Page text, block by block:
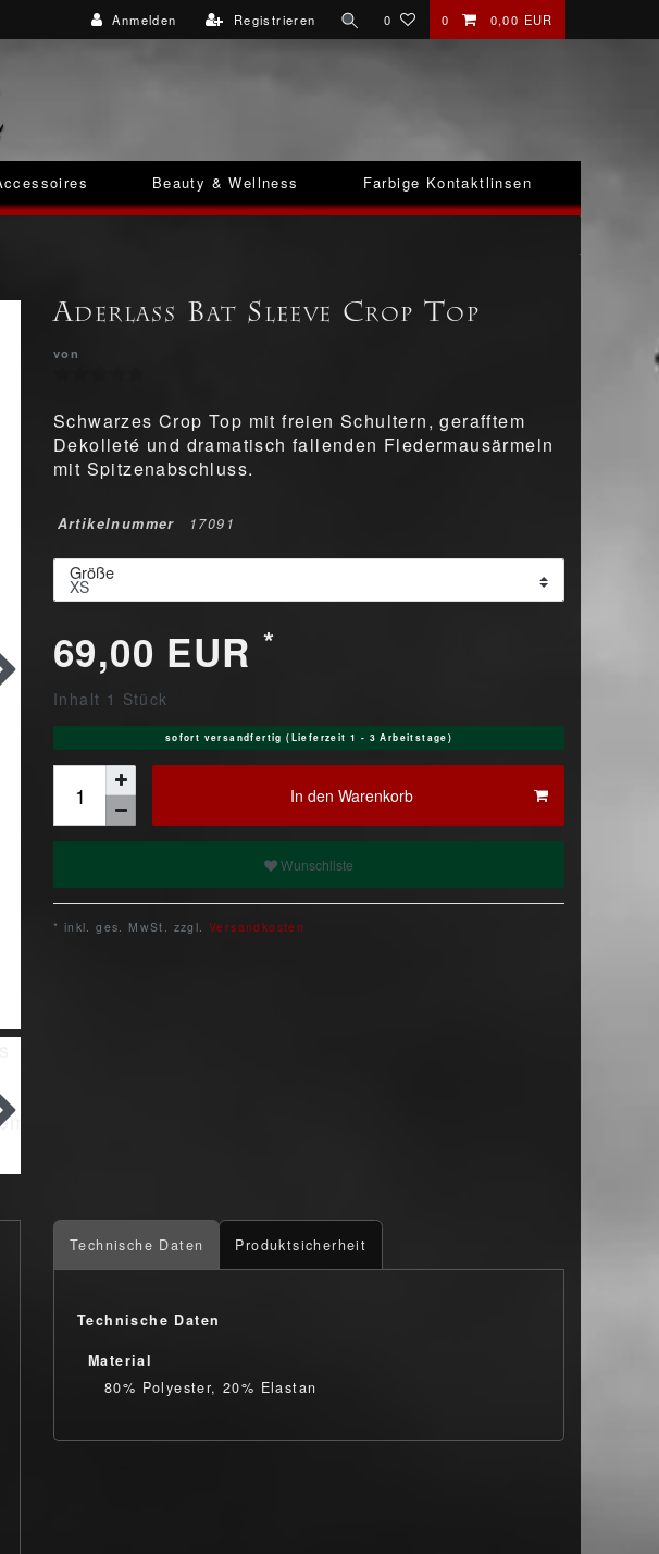
Anmelden Registrieren 0 0 0,00 EUR
Beauty & Wellness Farbige Kontaktlinsen
Aderlass Bat Sleeve Crop Top
von
Schwarzes Crop Top mit freien Schultern, gerafftem
Dekolleté und dramatisch fallenden Fledermausärmeln
mit Spitzenabschluss.
Artikelnummer 17091
Größe
69,00 EUR *
Inhalt 1 Stück
sofort versandfertig (Lieferzeit 1 - 3 Arbeitstage)
In den Warenkorb
Wunschliste
* inkl. ges. MwSt. zzgl. Versandkosten
Technische Daten Produktsicherheit
Technische Daten
Material
80% Polyester, 20% Elastan